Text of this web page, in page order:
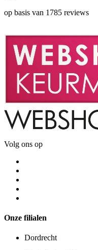
op basis van 1785 reviews
Volg ons op
Onze filialen
Dordrecht